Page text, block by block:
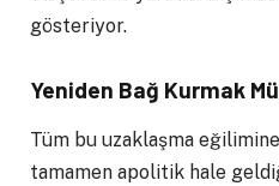
gösteriyor.
Yeniden Bağ Kurmak
Tüm bu uzaklaşma
tamamen apolitik hale